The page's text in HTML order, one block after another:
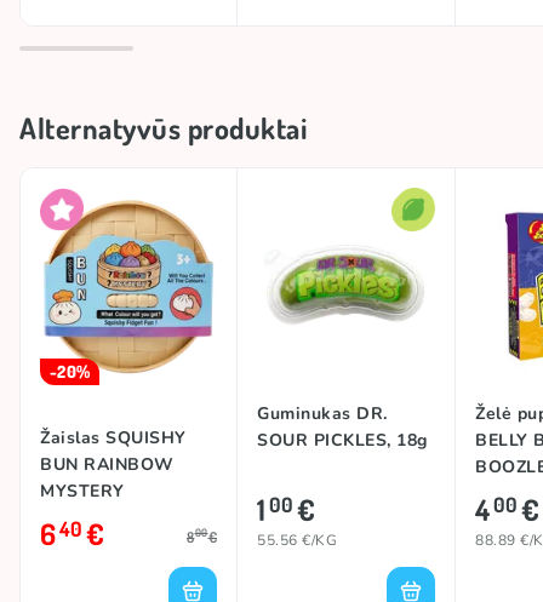
Alternatyvūs produktai
-20%
Žaislas SQUISHY
BUN RAINBOW
MYSTERY
DUMPLING
640€ 800€
Guminukas DR.
SOUR PICKLES, 18g
100€
55.56 €/KG
Želė
BELLY
400€
88.89 €/